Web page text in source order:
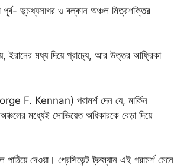
পূর্ব- ভূমধ্যসাগর ও বল্কান অঞ্চল মিত্রশক্তির
ইরানের মধ্য দিয়ে প্রাচ্যে, আর উত্তর আফ্রিকা
F. Kennan) পরামর্শ দেন যে, মার্কিন
মধ্যেই সোভিয়েত অধিকারকে বেড়া দিয়ে
পাঠিয়ে দেওয়া। প্রেসিডেন্ট ট্রুম্যান এই পরামর্শ মেনে